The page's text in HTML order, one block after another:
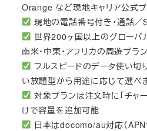
Orange など現地キャリア公式
現地の電話番号付き・通話
世界200ヶ国以上のグローバ
南米・中東・アフリカの周遊プラ
フルスピードのデータ使い切
い放題型から用途に応じて選べ
対象プランは注文時に「チャ
けで容量を追加可能
日本はdocomo/au対応（APN